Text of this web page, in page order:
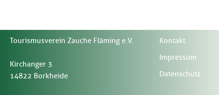
Tourismusverein Zauche Fläming e.V.
Kirchanger 3
14822 Borkheide
Kontakt
Impressum
Datenschutz